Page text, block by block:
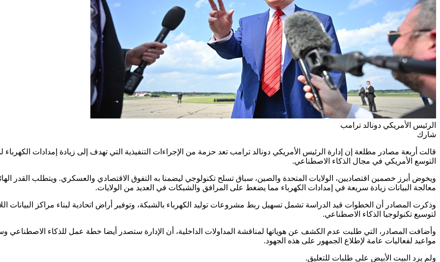
الرئيس الأمريكي دونالد ترامب
شارك
قالت أربعة مصادر مطلعة إن إدارة الرئيس الأمريكي دونالد ترامب تعد حزمة من الإجراءات التنفيذية التي تهدف إلى زيادة إمدادات الكهرباء
التوسع الأمريكي في مجال الذكاء الاصطناعي.
ويخوض أبرز خصمين اقتصاديين، الولايات المتحدة والصين، سباق تسلح تكنولوجي ليضمنا به التفوق الاقتصادي والعسكري. ويتطلب القدر
معالجة البيانات زيادة سريعة في إمدادات الكهرباء مما يضغط على المرافق والشبكات في العديد من الولايات.
وذكرت المصادر أن الخطوات قيد الدراسة تشمل تسهيل ربط مشروعات توليد الكهرباء بالشبكة، وتوفير أراض اتحادية لبناء مراكز البيانات
لتوسيع تكنولوجيا الذكاء الاصطناعي.
وأضافت المصادر، التي طلبت عدم الكشف عن هوياتها لمناقشة المداولات الداخلية، أن الإدارة ستصدر أيضا خطة عمل للذكاء الاصطناعي
مواعيد لفعاليات عامة لإطلاع الجمهور على هذه الجهود.
ولم يرد البيت الأبيض على طلبات للتعليق.